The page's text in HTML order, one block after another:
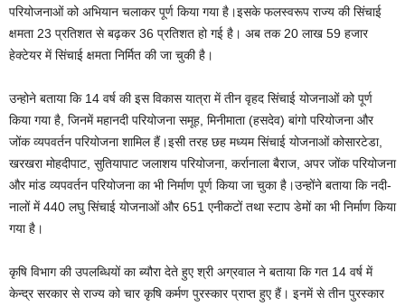
परियोजनाओं को अभियान चलाकर पूर्ण किया गया है।इसके फलस्वरूप राज्य की सिंचाई
क्षमता 23 प्रतिशत से बढ़कर 36 प्रतिशत हो गई है। अब तक 20 लाख 59 हजार
हेक्टेयर में सिंचाई क्षमता निर्मित की जा चुकी है।
उन्होने बताया कि 14 वर्ष की इस विकास यात्रा में तीन वृहद सिंचाई योजनाओं को पूर्ण
किया गया है, जिनमें महानदी परियोजना समूह, मिनीमाता (हसदेव) बांगो परियोजना और
जोंक व्यपवर्तन परियोजना शामिल हैं।इसी तरह छह मध्यम सिंचाई योजनाओं कोसारटेडा,
खरखरा मोहदीपाट, सुतियापाट जलाशय परियोजना, कर्रानाला बैराज, अपर जोंक परियोजना
और मांड व्यपवर्तन परियोजना का भी निर्माण पूर्ण किया जा चुका है।उन्होंने बताया कि नदी-
नालों में 440 लघु सिंचाई योजनाओं और 651 एनीकटों तथा स्टाप डेमों का भी निर्माण किया
गया है।
कृषि विभाग की उपलब्धियों का ब्यौरा देते हुए श्री अग्रवाल ने बताया कि गत 14 वर्ष में
केन्द्र सरकार से राज्य को चार कृषि कर्मण पुरस्कार प्राप्त हुए हैं। इनमें से तीन पुरस्कार